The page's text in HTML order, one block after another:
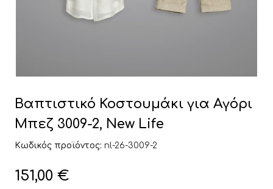
Βαπτιστικό Κοστουμάκι για Αγόρι
Μπεζ 3009-2, New Life
Κωδικός προϊόντος: nl-26-3009-2
151,00 €